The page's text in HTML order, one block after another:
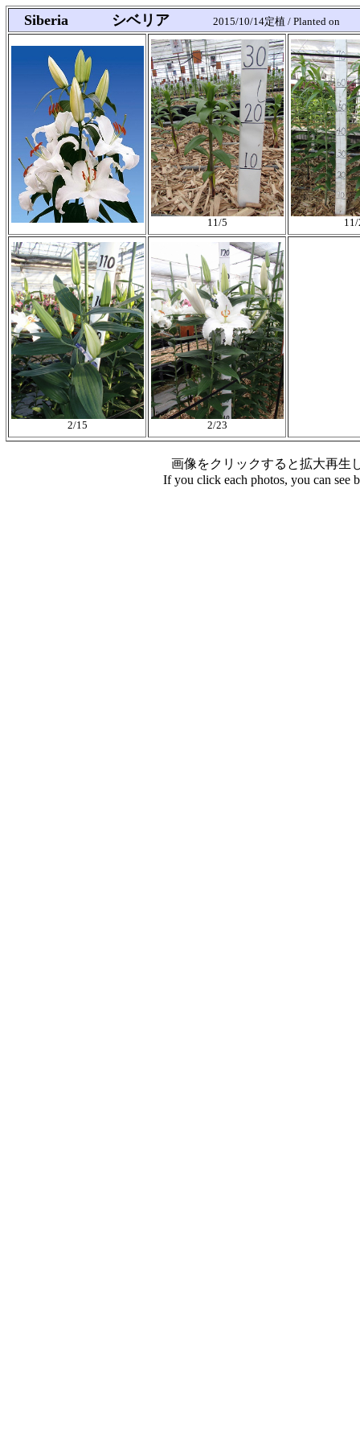
Siberia シベリア 2015/10/14定植 / Planted on
11/5
2/15 2/23
画像をクリックすると拡大再生
If you click each photos, you can see